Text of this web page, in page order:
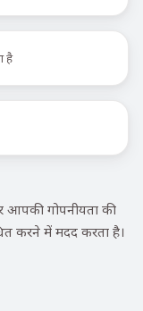
है
आपकी गोपनीयता की
करने में मदद करता है।